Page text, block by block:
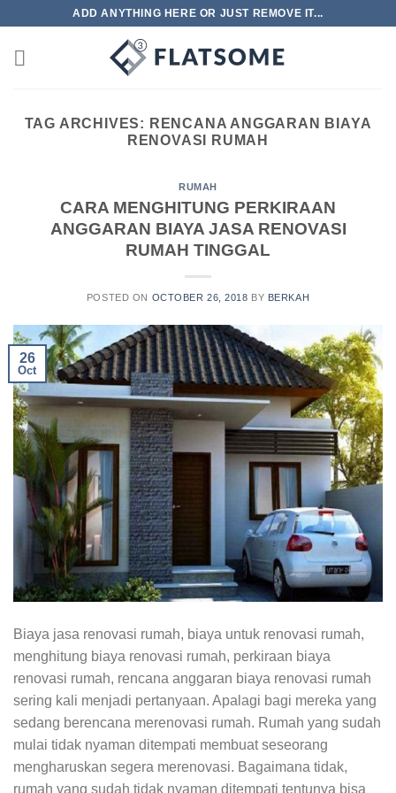
content
ADD ANYTHING HERE OR JUST REMOVE IT...
TAG ARCHIVES: RENCANA ANGGARAN BIAYA
RENOVASI RUMAH
RUMAH
CARA MENGHITUNG PERKIRAAN
ANGGARAN BIAYA JASA RENOVASI
RUMAH TINGGAL
POSTED ON OCTOBER 26, 2018 BY BERKAH
26
Oct
Biaya jasa renovasi rumah, biaya untuk renovasi rumah,
menghitung biaya renovasi rumah, perkiraan biaya
renovasi rumah, rencana anggaran biaya renovasi rumah
sering kali menjadi pertanyaan. Apalagi bagi mereka yang
sedang berencana merenovasi rumah. Rumah yang sudah
mulai tidak nyaman ditempati membuat seseorang
mengharuskan segera merenovasi. Bagaimana tidak,
rumah yang sudah tidak nyaman ditempati tentunya bisa